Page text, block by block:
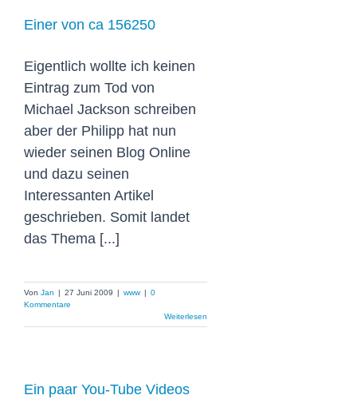
Einer von ca 156250
Eigentlich wollte ich keinen
Eintrag zum Tod von
Michael Jackson schreiben
aber der Philipp hat nun
wieder seinen Blog Online
und dazu seinen
Interessanten Artikel
geschrieben. Somit landet
das Thema [...]
Von Jan 27 Juni 2009 www
0
Kommentare
Weiterlesen
Ein paar You-Tube Videos